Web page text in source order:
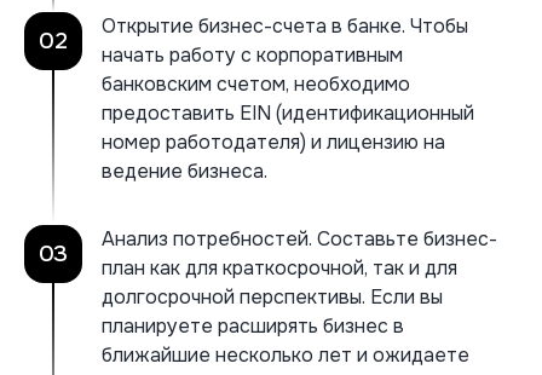
02
Открытие бизнес-счета в банке. Чтобы
начать работу с корпоративным
банковским счетом, необходимо
предоставить EIN (идентификационный
номер работодателя) и лицензию на
ведение бизнеса.
03
Анализ потребностей. Составьте бизнес-
план как для краткосрочной, так и для
долгосрочной перспективы. Если вы
планируете расширять бизнес в
ближайшие несколько лет и ожидаете